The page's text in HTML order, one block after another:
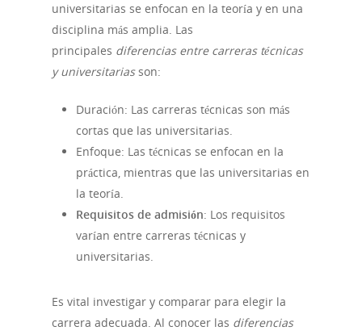
universitarias se enfocan en la teoría y en una
disciplina más amplia. Las
principales diferencias entre carreras técnicas
y universitariasson:
Duración: Las carreras técnicas son más
cortas que las universitarias.
Enfoque: Las técnicas se enfocan en la
práctica, mientras que las universitarias en
la teoría.
Requisitos de admisión: Los requisitos
varían entre carreras técnicas y
universitarias.
Es vital investigar y comparar para elegir la
carrera adecuada. Al conocer las diferencias